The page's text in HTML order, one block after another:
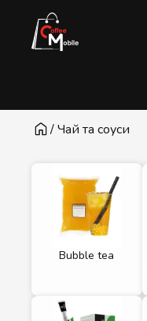
/ Чай та соуси
Bubble tea